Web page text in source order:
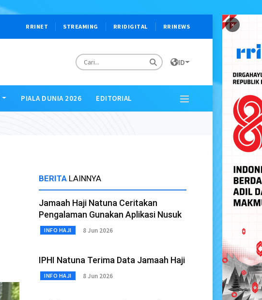
×
RRINET STREAMING RRIDIGITAL RRINEWS
ID
PIALA DUNIA 2026 EDITORIAL
BERITA LAINNYA
Jamaah Haji Natuna Ceritakan
Pengalaman Gunakan Aplikasi Nusuk
INFO HAJI 8 Jun 2026
IPHI Natuna Terima Data Jamaah Haji
INFO HAJI 8 Jun 2026